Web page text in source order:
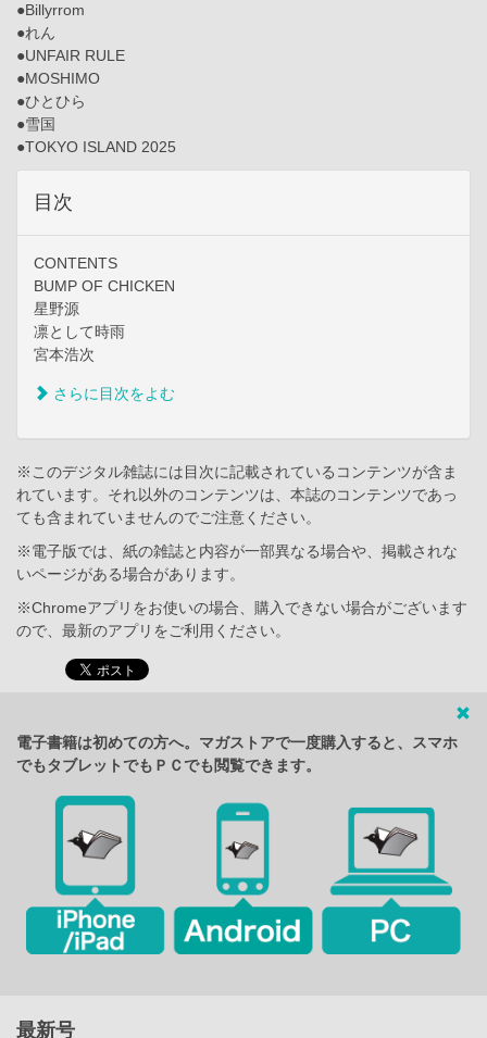
●Billyrrom
●れん
●UNFAIR RULE
●MOSHIMO
●ひとひら
●雪国
●TOKYO ISLAND 2025
目次
CONTENTS
BUMP OF CHICKEN
星野源
凛として時雨
宮本浩次
さらに目次をよむ
※このデジタル雑誌には目次に記載されているコンテンツが含ま
れています。それ以外のコンテンツは、本誌のコンテンツであっ
ても含まれていませんのでご注意ください。
※電子版では、紙の雑誌と内容が一部異なる場合や、掲載されな
いページがある場合があります。
※Chromeアプリをお使いの場合、購入できない場合がございます
ので、最新のアプリをご利用ください。
電子書籍は初めての方へ。マガストアで一度購入すると、スマホ
でもタブレットでもＰＣでも閲覧できます。
最新号